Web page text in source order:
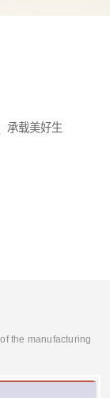
承载美好生
the manufacturing